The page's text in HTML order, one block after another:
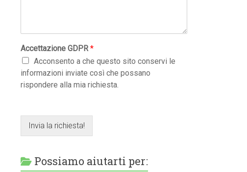
Accettazione GDPR*
Acconsento a che questo sito conservi le
informazioni inviate così che possano
rispondere alla mia richiesta.
Invia la richiesta!
Possiamo aiutarti per: